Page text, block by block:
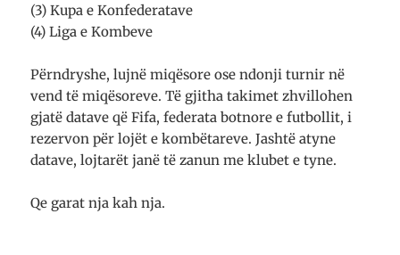
(3) Kupa e Konfederatave
(4) Liga e Kombeve
Përndryshe, lujnë miqësore ose ndonji turnir në
vend të miqësoreve. Të gjitha takimet zhvillohen
gjatë datave që Fifa, federata botnore e futbollit, i
rezervon për lojët e kom­bëtareve. Jashtë atyne
datave, lojtarët janë të zanun me klubet e tyne.
Qe garat nja kah nja.